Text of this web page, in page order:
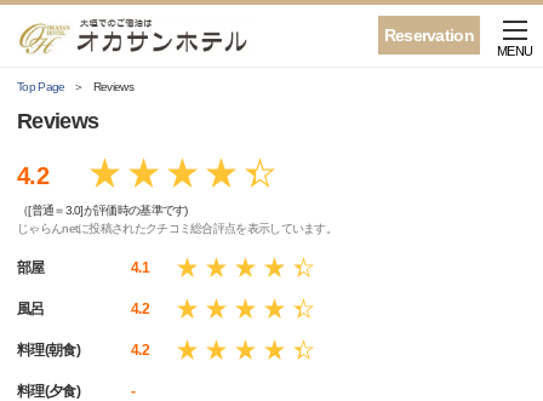
Reservation
MENU
Top Page Reviews
Reviews
4.2
（[普通＝3.0]が評価時の基準です)
じゃらんnetに投稿されたクチコミ総合評点を表示しています。
部屋 4.1
風呂 4.2
料理(朝食) 4.2
料理(夕食) -